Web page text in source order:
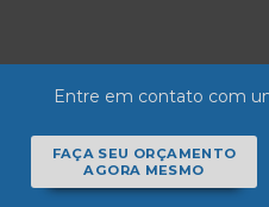
Entre em contato com
FAÇA SEU ORÇAMENTO
AGORA MESMO